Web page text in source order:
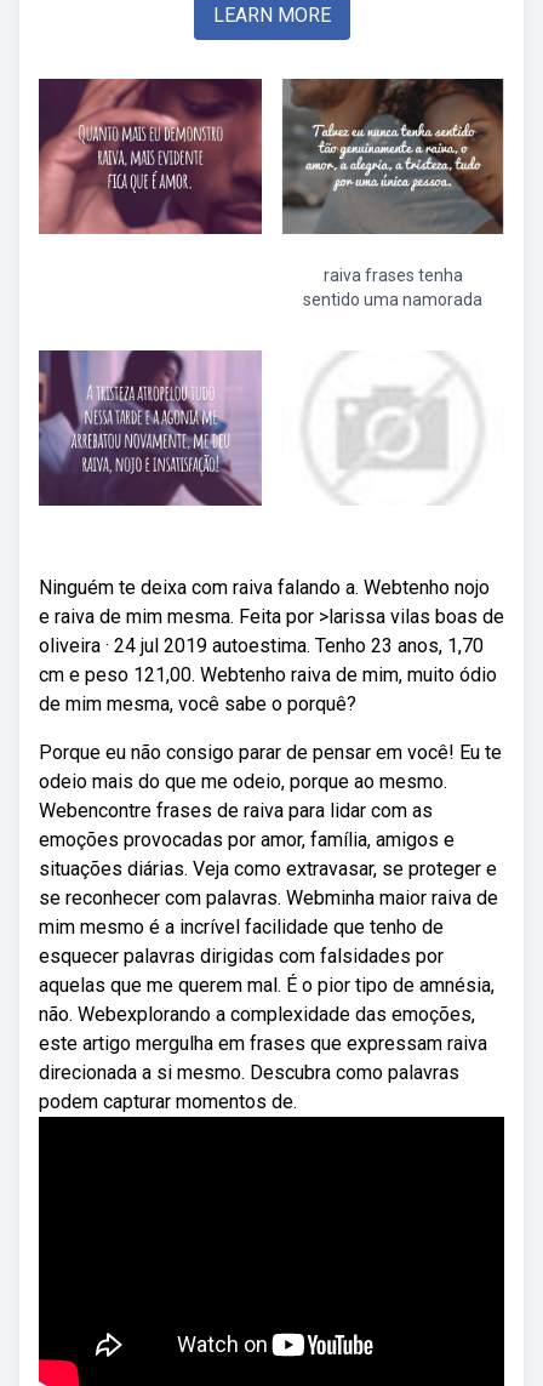
LEARN MORE
raiva frases tenha
sentido uma namorada
Ninguém te deixa com raiva falando a. Webtenho nojo
e raiva de mim mesma. Feita por >larissa vilas boas de
oliveira · 24 jul 2019 autoestima. Tenho 23 anos, 1,70
cm e peso 121,00. Webtenho raiva de mim, muito ódio
de mim mesma, você sabe o porquê?
Porque eu não consigo parar de pensar em você! Eu te
odeio mais do que me odeio, porque ao mesmo.
Webencontre frases de raiva para lidar com as
emoções provocadas por amor, família, amigos e
situações diárias. Veja como extravasar, se proteger e
se reconhecer com palavras. Webminha maior raiva de
mim mesmo é a incrível facilidade que tenho de
esquecer palavras dirigidas com falsidades por
aquelas que me querem mal. É o pior tipo de amnésia,
não. Webexplorando a complexidade das emoções,
este artigo mergulha em frases que expressam raiva
direcionada a si mesmo. Descubra como palavras
podem capturar momentos de.